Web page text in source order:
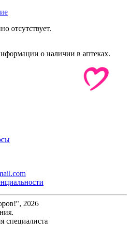
отсутствует.
о наличии в аптеках.
2026
специалиста